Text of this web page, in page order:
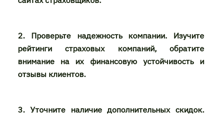
2. Проверьте надежность компании. Изучите
рейтинги страховых компаний, обратите
внимание на их финансовую устойчивость и
отзывы клиентов.
3. Уточните наличие дополнительных скидок.